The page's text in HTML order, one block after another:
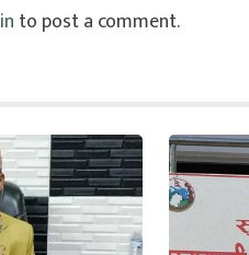
to post a comment.